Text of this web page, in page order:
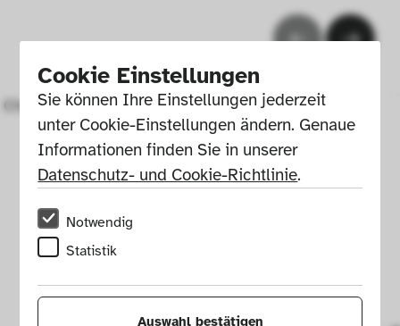
Cookie Einstellungen
Sie können Ihre Einstellungen jederzeit
unter Cookie-Einstellungen ändern. Genaue
Informationen finden Sie in unserer
Datenschutz- und Cookie-Richtlinie.
Notwendig
Statistik
Auswahl bestätigen
Chair 404F (Model #2)